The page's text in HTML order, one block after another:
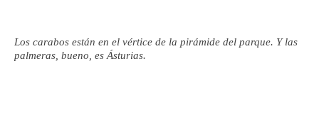
Los carabos están en el vértice de la pirámide del parque. Y las
palmeras, bueno, es Ásturias.